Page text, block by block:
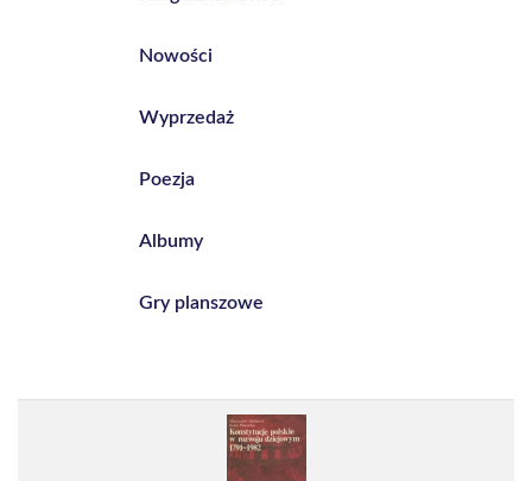
Nowości
Wyprzedaż
Poezja
Albumy
Gry planszowe